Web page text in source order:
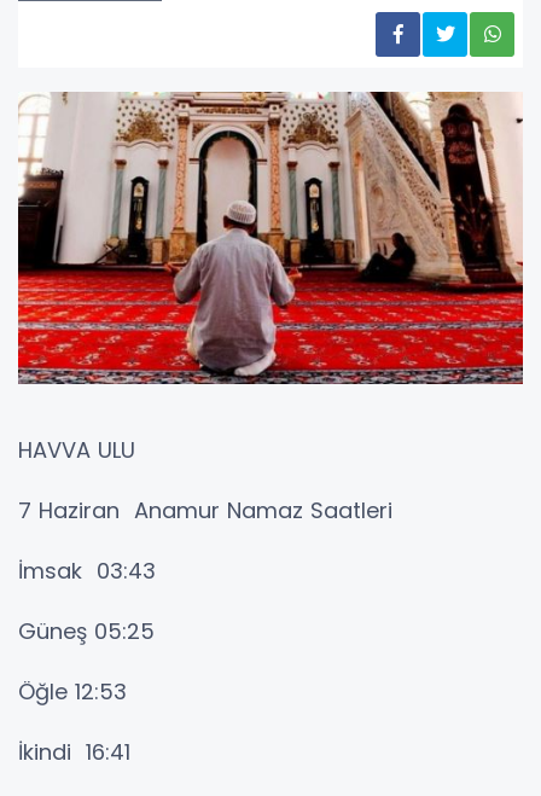
HAVVA ULU
7 Haziran Anamur Namaz Saatleri
İmsak 03:43
Güneş 05:25
Öğle 12:53
İkindi 16:41